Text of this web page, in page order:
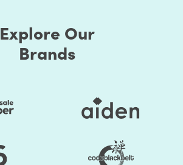
Explore Our
Brands